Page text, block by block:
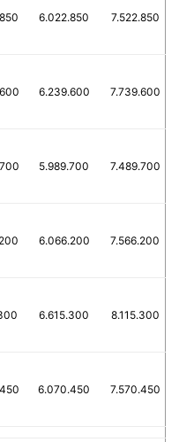
6.022.850 7.522.850
6.239.600 7.739.600
5.989.700 7.489.700
6.066.200 7.566.200
6.615.300 8.115.300
6.070.450 7.570.450